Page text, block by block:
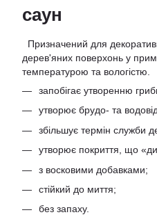
саун
Призначений для
дерев'яних поверхонь у
температурою та вологістю.
запобігає утворенню
утворює брудо- та
збільшує термін служби
утворює покриття, що
з восковими добавками;
стійкий до миття;
без запаху.